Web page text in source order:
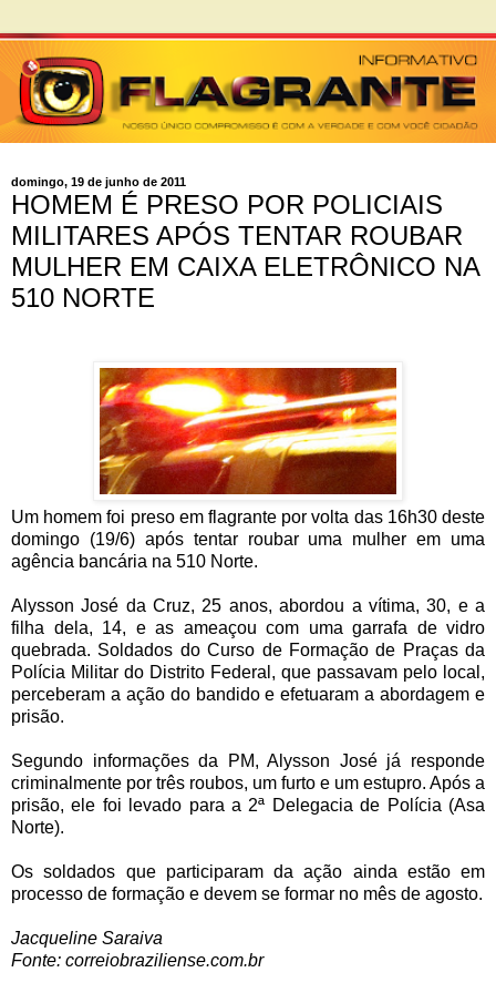
domingo, 19 de junho de 2011
HOMEM É PRESO POR POLICIAIS
MILITARES APÓS TENTAR ROUBAR
MULHER EM CAIXA ELETRÔNICO NA
510 NORTE
Um homem foi preso em flagrante por volta das 16h30 deste
domingo (19/6) após tentar roubar uma mulher em uma
agência bancária na 510 Norte.
Alysson José da Cruz, 25 anos, abordou a vítima, 30, e a
filha dela, 14, e as ameaçou com uma garrafa de vidro
quebrada. Soldados do Curso de Formação de Praças da
Polícia Militar do Distrito Federal, que passavam pelo local,
perceberam a ação do bandido e efetuaram a abordagem e
prisão.
Segundo informações da PM, Alysson José já responde
criminalmente por três roubos, um furto e um estupro. Após a
prisão, ele foi levado para a 2ª Delegacia de Polícia (Asa
Norte).
Os soldados que participaram da ação ainda estão em
processo de formação e devem se formar no mês de agosto.
Jacqueline Saraiva
Fonte: correiobraziliense.com.br